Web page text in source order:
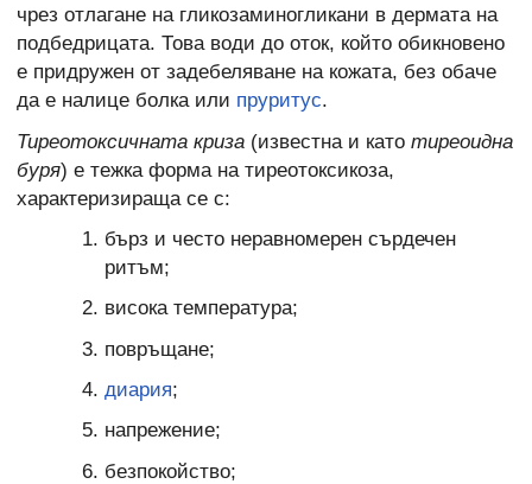
чрез отлагане на гликозаминогликани в дермата на
подбедрицата. Това води до оток, който обикновено
е придружен от задебеляване на кожата, без обаче
да е налице болка или пруритус.
Тиреотоксичната криза (известна и като тиреоидна
буря) е тежка форма на тиреотоксикоза,
характеризираща се с:
бърз и често неравномерен сърдечен
ритъм;
висока температура;
повръщане;
диария;
напрежение;
безпокойство;